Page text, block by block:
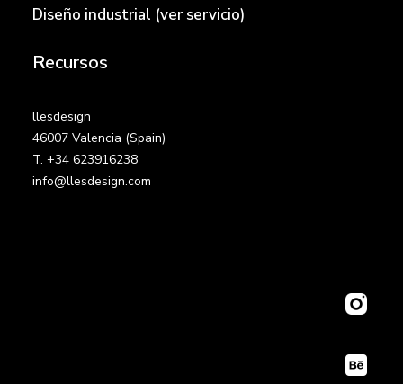
Diseño industrial (ver servicio)
Recursos
llesdesign
46007 Valencia (Spain)
T. +34 623916238
info@llesdesign.com